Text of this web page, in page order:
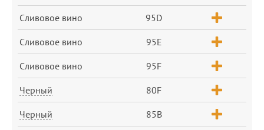
Сливовое вино 95D
Сливовое вино 95E
Сливовое вино 95F
Черный 80F
Черный 85B